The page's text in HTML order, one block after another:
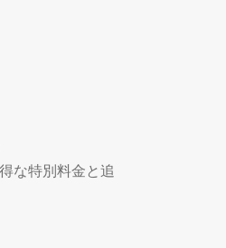
な特別料金と追